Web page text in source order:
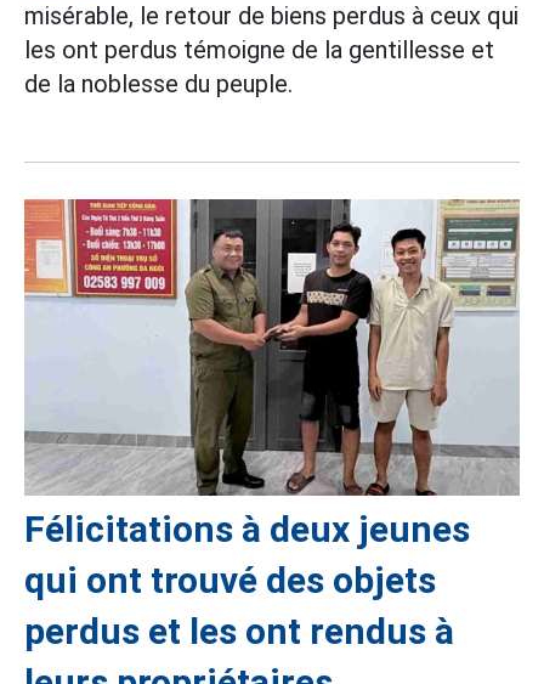
misérable, le retour de biens perdus à ceux qui
les ont perdus témoigne de la gentillesse et
de la noblesse du peuple.
Félicitations à deux jeunes
qui ont trouvé des objets
perdus et les ont rendus à